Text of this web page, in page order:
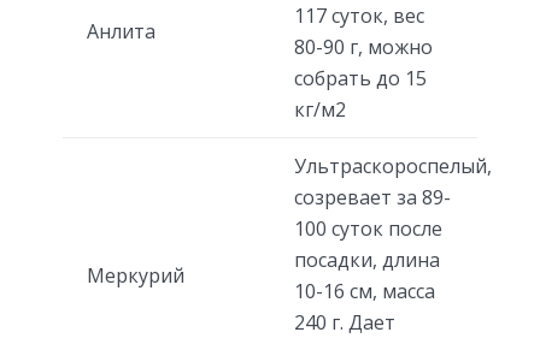
Анлита
117 суток, вес
80-90 г, можно
собрать до 15
кг/м2
Меркурий
Ультраскороспелый,
созревает за 89-
100 суток после
посадки, длина
10-16 см, масса
240 г. Дает